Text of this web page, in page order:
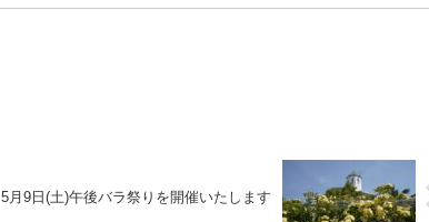
5月9日(土)午後バラ祭りを開催いたします